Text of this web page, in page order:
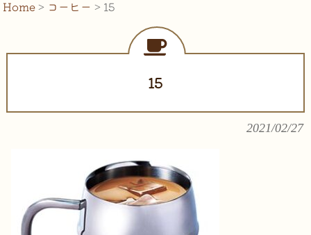
Home > コーヒー > 15
15
2021/02/27